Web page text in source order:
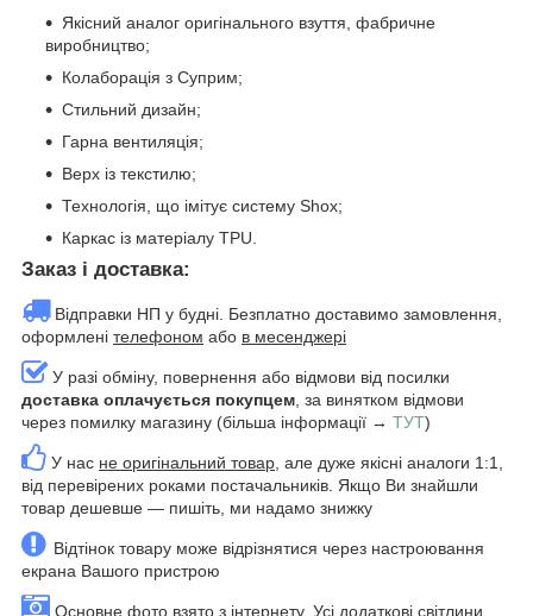
Якісний аналог оригінального взуття, фабричне
виробництво;
Колаборація з Суприм;
Стильний дизайн;
Гарна вентиляція;
Верх із текстилю;
Технологія, що імітує систему Shox;
Каркас із матеріалу TPU.
Заказ і доставка:
Відправки НП у будні. Безплатно доставимо замовлення,
оформлені телефоном або в месенджері
У разі обміну, повернення або відмови від посилки
доставка оплачується покупцем , за винятком відмови
через помилку магазину (більша інформації → ТУТ)
У нас не оригінальний товар , але дуже якісні аналоги 1:1,
від перевірених роками постачальників. Якщо Ви знайшли
товар дешевше — пишіть, ми надамо знижку
Відтінок товару може відрізнятися через настроювання
екрана Вашого пристрою
Основне фото взято з інтернету. Усі додаткові світлини